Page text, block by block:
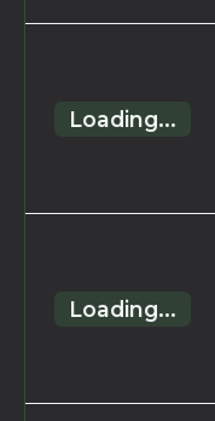
Loading...
Loading...